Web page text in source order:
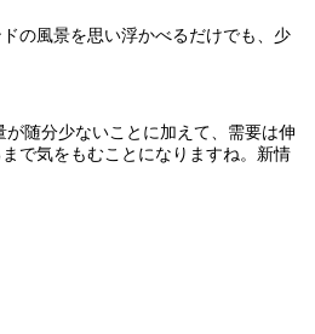
の風景を思い浮かべるだけでも、少
随分少ないことに加えて、需要は伸
で気をもむことになりますね。新情